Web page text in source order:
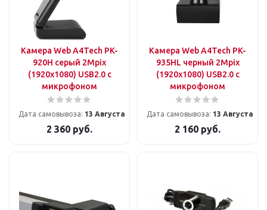
Камера Web A4Tech PK-
920H серый 2Mpix
(1920x1080) USB2.0 с
микрофоном
Дата самовывоза: 13 Августа
2 360 руб.
Камера Web A4Tech PK-
935HL черный 2Mpix
(1920x1080) USB2.0 с
микрофоном
Дата самовывоза: 13 Августа
2 160 руб.